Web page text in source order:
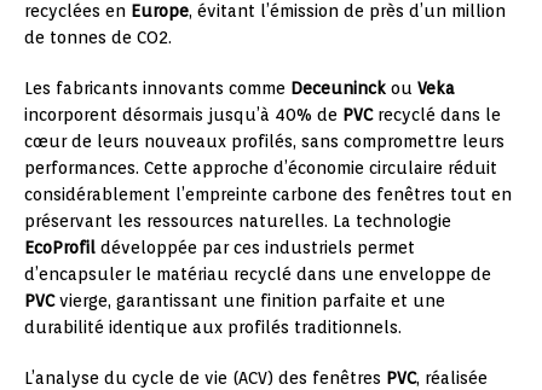
recyclées en Europe, évitant l’émission de près d’un million
de tonnes de CO2.
Les fabricants innovants comme Deceuninck ou Veka
incorporent désormais jusqu’à 40% de PVCrecyclé dans le
cœur de leurs nouveaux profilés, sans compromettre leurs
performances. Cette approche d’économie circulaire réduit
considérablement l’empreinte carbone des fenêtres tout en
préservant les ressources naturelles. La technologie
EcoProfil développée par ces industriels permet
d’encapsuler le matériau recyclé dans une enveloppe de
PVCvierge, garantissant une finition parfaite et une
durabilité identique aux profilés traditionnels.
L’analyse du cycle de vie (ACV) des fenêtres PVC, réalisée